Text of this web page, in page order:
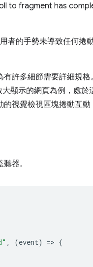
to fragment has
者的手勢未導致任何捲
許多細節需要詳細規
顯示的網頁為例，處
視覺檢視區塊捲動互動
器。
, (event) => {